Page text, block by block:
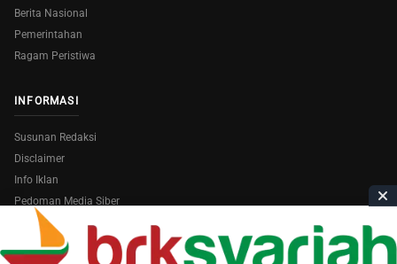
Berita Nasional
Pemerintahan
Ragam Peristiwa
INFORMASI
Susunan Redaksi
Disclaimer
Info Iklan
Pedoman Media Siber